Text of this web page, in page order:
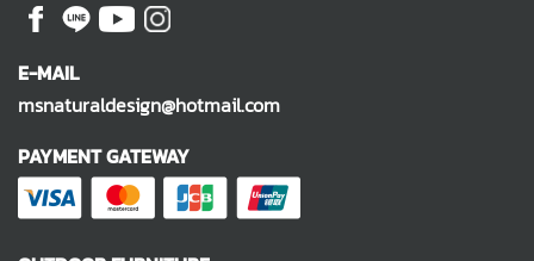
E-MAIL
msnaturaldesign@hotmail.com
PAYMENT GATEWAY